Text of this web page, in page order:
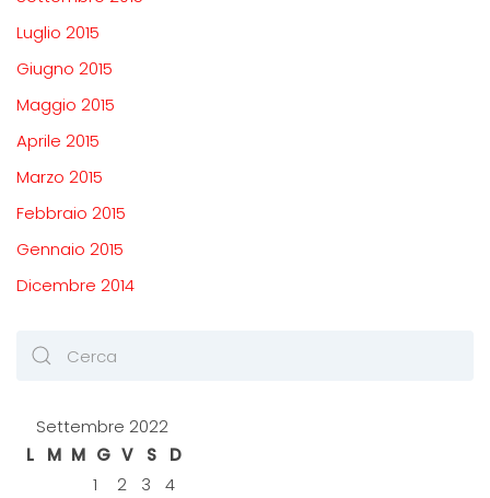
Luglio 2015
Giugno 2015
Maggio 2015
Aprile 2015
Marzo 2015
Febbraio 2015
Gennaio 2015
Dicembre 2014
Settembre 2022
L
M M G V S
D
1
2 3
4